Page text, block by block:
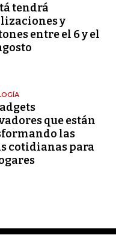
tendrá
y
entre el 6 y el
que están
las
cotidianas para